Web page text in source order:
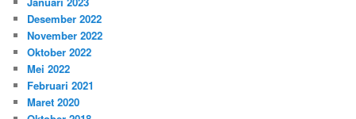
Desember 2022
November 2022
Oktober 2022
Mei 2022
Februari 2021
Maret 2020